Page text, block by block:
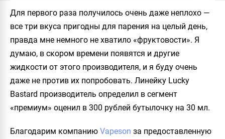
Для первого раза получилось очень даже неплохо —
все три вкуса пригодны для парения на целый день,
правда мне немного не хватило «фруктовости». Я
думаю, в скором времени появятся и другие
жидкости от этого производителя, и я буду очень
даже не против их попробовать. Линейку Lucky
Bastard производитель определил в сегмент
«премиум» оценил в 300 рублей бутылочку на 30 мл.
Благодарим компанию Vapeson за предоставленную